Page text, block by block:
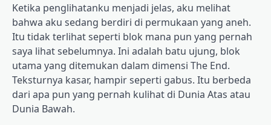
Ketika penglihatanku menjadi jelas, aku melihat
bahwa aku sedang berdiri di permukaan yang aneh.
Itu tidak terlihat seperti blok mana pun yang pernah
saya lihat sebelumnya. Ini adalah batu ujung, blok
utama yang ditemukan dalam dimensi The End.
Teksturnya kasar, hampir seperti gabus. Itu berbeda
dari apa pun yang pernah kulihat di Dunia Atas atau
Dunia Bawah.